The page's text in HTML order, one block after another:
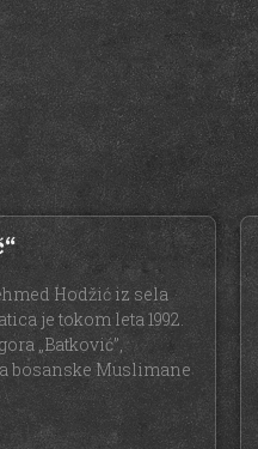
Hodžić iz sela
je tokom leta 1992.
„Batković”,
bosanske Muslimane